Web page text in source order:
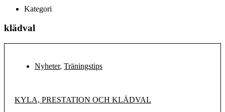
Kategori
klädval
Nyheter, Träningstips
KYLA, PRESTATION OCH KLÄDVAL